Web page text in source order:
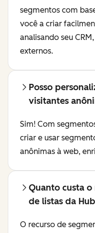
segmentos com
você a criar
analisando seu
externos.
Posso
visitantes
Sim! Com
criar e usar
anônimas à web,
Quanto custa o
de listas da
O recurso de